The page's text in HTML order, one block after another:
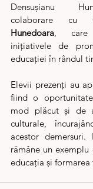
Densușianu
colaborare cu
Hunedoara , care
inițiativele de
educației în rândul
Elevii prezenți au
fiind o
mod plăcut și de
culturale,
acestor demersuri.
rămâne un
educația și